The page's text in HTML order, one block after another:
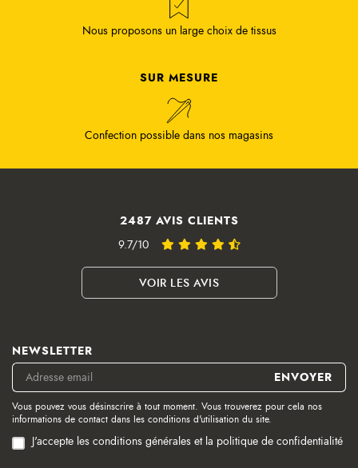
Nous proposons un large choix de tissus
SUR MESURE
Confection possible dans nos magasins
2487 AVIS CLIENTS
9.7/10
VOIR LES AVIS
NEWSLETTER
Vous pouvez vous désinscrire à tout moment. Vous trouverez pour cela nos
informations de contact dans les conditions d'utilisation du site.
J'accepte les conditions générales et la politique de confidentialité